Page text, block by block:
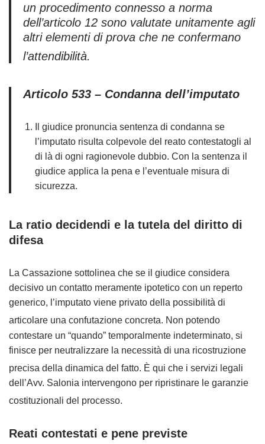
un procedimento connesso a norma
dell’articolo 12 sono valutate unitamente agli
altri elementi di prova che ne confermano
l’attendibilità
Articolo 533 – Condanna dell’imputato
Il giudice pronuncia sentenza di condanna se
l’imputato risulta colpevole del reato contestatogli al
di là di ogni ragionevole dubbio. Con la sentenza il
giudice applica la pena e l’eventuale misura di
sicurezza.
La ratio decidendi e la tutela del diritto di
difesa
La Cassazione sottolinea che se il giudice considera
decisivo un contatto meramente ipotetico con un reperto
generico, l’imputato viene privato della possibilità di
articolare una confutazione concreta. Non potendo
contestare un “quando” temporalmente indeterminato, si
finisce per neutralizzare la necessità di una ricostruzione
precisa della dinamica del fatto. È qui che i servizi legali
dell’Avv. Salonia intervengono per ripristinare le garanzie
costituzionali del processo.
Reati contestati e pene previste